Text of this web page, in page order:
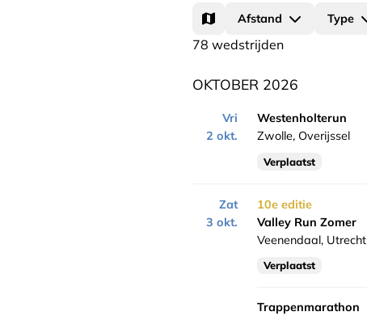
Afstand Type
78 wedstrijden
OKTOBER 2026
Vri
2 okt.
Westenholterun
Zwolle, Overijssel
Verplaatst
Zat
3 okt.
10e editie
Valley Run Zomer
Veenendaal, Utrecht
Verplaatst
Trappenmarathon